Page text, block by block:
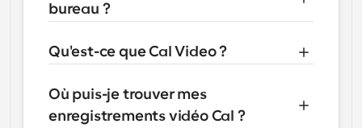
bureau ?
Qu'est-ce que Cal Video ?
Où puis-je trouver mes
enregistrements vidéo Cal ?